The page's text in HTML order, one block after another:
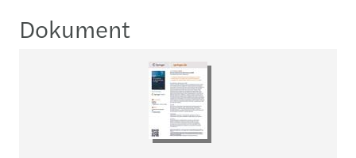
Dokument